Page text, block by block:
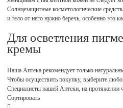
Солнцезащитные косметологические
и тело от него нужно беречь, особенно это
Для осветления
кремы
Наша Аптека рекомендует только
Чтобы осуществить покупку, выберите
Специалисты нашей Аптеки, на протяжении
Сортировать